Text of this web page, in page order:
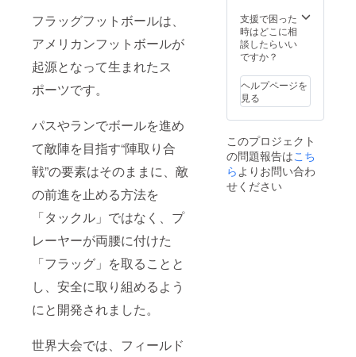
フラッグフットボールは、
アメリカンフットボールが
起源となって生まれたス
ポーツです。
パスやランでボールを進め
て敵陣を目指す“陣取り合
戦”の要素はそのままに、敵
の前進を止める方法を
「タックル」ではなく、プ
レーヤーが両腰に付けた
「フラッグ」を取ることと
し、安全に取り組めるよう
にと開発されました。
世界大会では、フィールド
支援で困った
時はどこに相
談したらいい
ですか？
ヘルプページを
見る
このプロジェクト
の問題報告はこち
ら よりお問い合わ
せください